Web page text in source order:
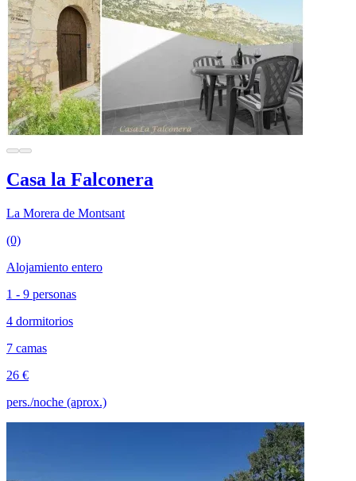
Casa la Falconera
La Morera de Montsant
(0)
Alojamiento entero
1 - 9 personas
4 dormitorios
7 camas
26 €
pers./noche (aprox.)